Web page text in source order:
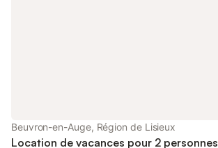
Beuvron-en-Auge, Région de Lisieux
Location de vacances pour 2 personnes